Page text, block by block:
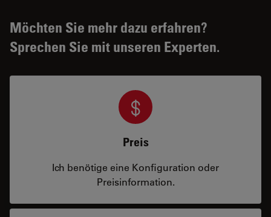
Möchten Sie mehr dazu erfahren?
Sprechen Sie mit unseren Experten.
Preis
Ich benötige eine Konfiguration oder
Preisinformation.